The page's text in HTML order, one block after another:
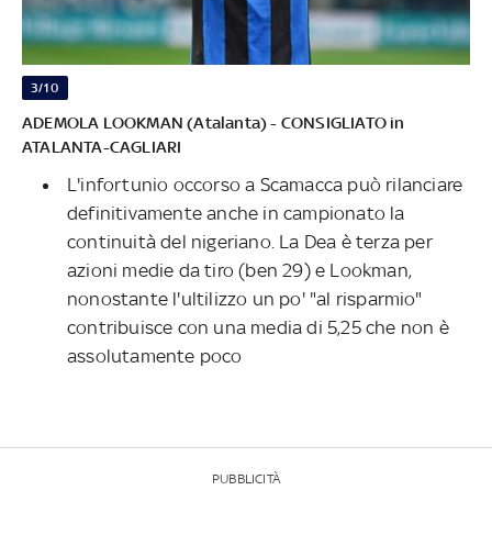
3/10
ADEMOLA LOOKMAN (Atalanta) - CONSIGLIATO in
ATALANTA-CAGLIARI
L'infortunio occorso a Scamacca può rilanciare
definitivamente anche in campionato la
continuità del nigeriano. La Dea è terza per
azioni medie da tiro (ben 29) e Lookman,
nonostante l'ultilizzo un po' "al risparmio"
contribuisce con una media di 5,25 che non è
assolutamente poco
PUBBLICITÀ